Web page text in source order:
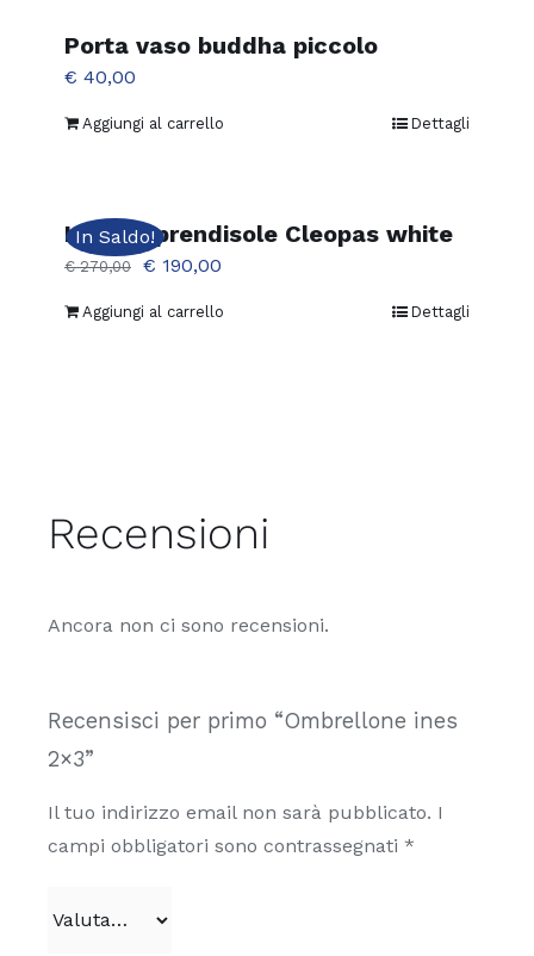
Porta vaso buddha piccolo
€ 40,00
Aggiungi al carrello Dettagli
In Saldo!
Lettino prendisole Cleopas white
€270,00
Il
€ 190,00Il
Aggiungi al carrello Dettagli
Recensioni
Ancora non ci sono recensioni.
Recensisci per primo “Ombrellone ines
2×3”
Il tuo indirizzo email non sarà pubblicato. I
campi obbligatori sono contrassegnati *